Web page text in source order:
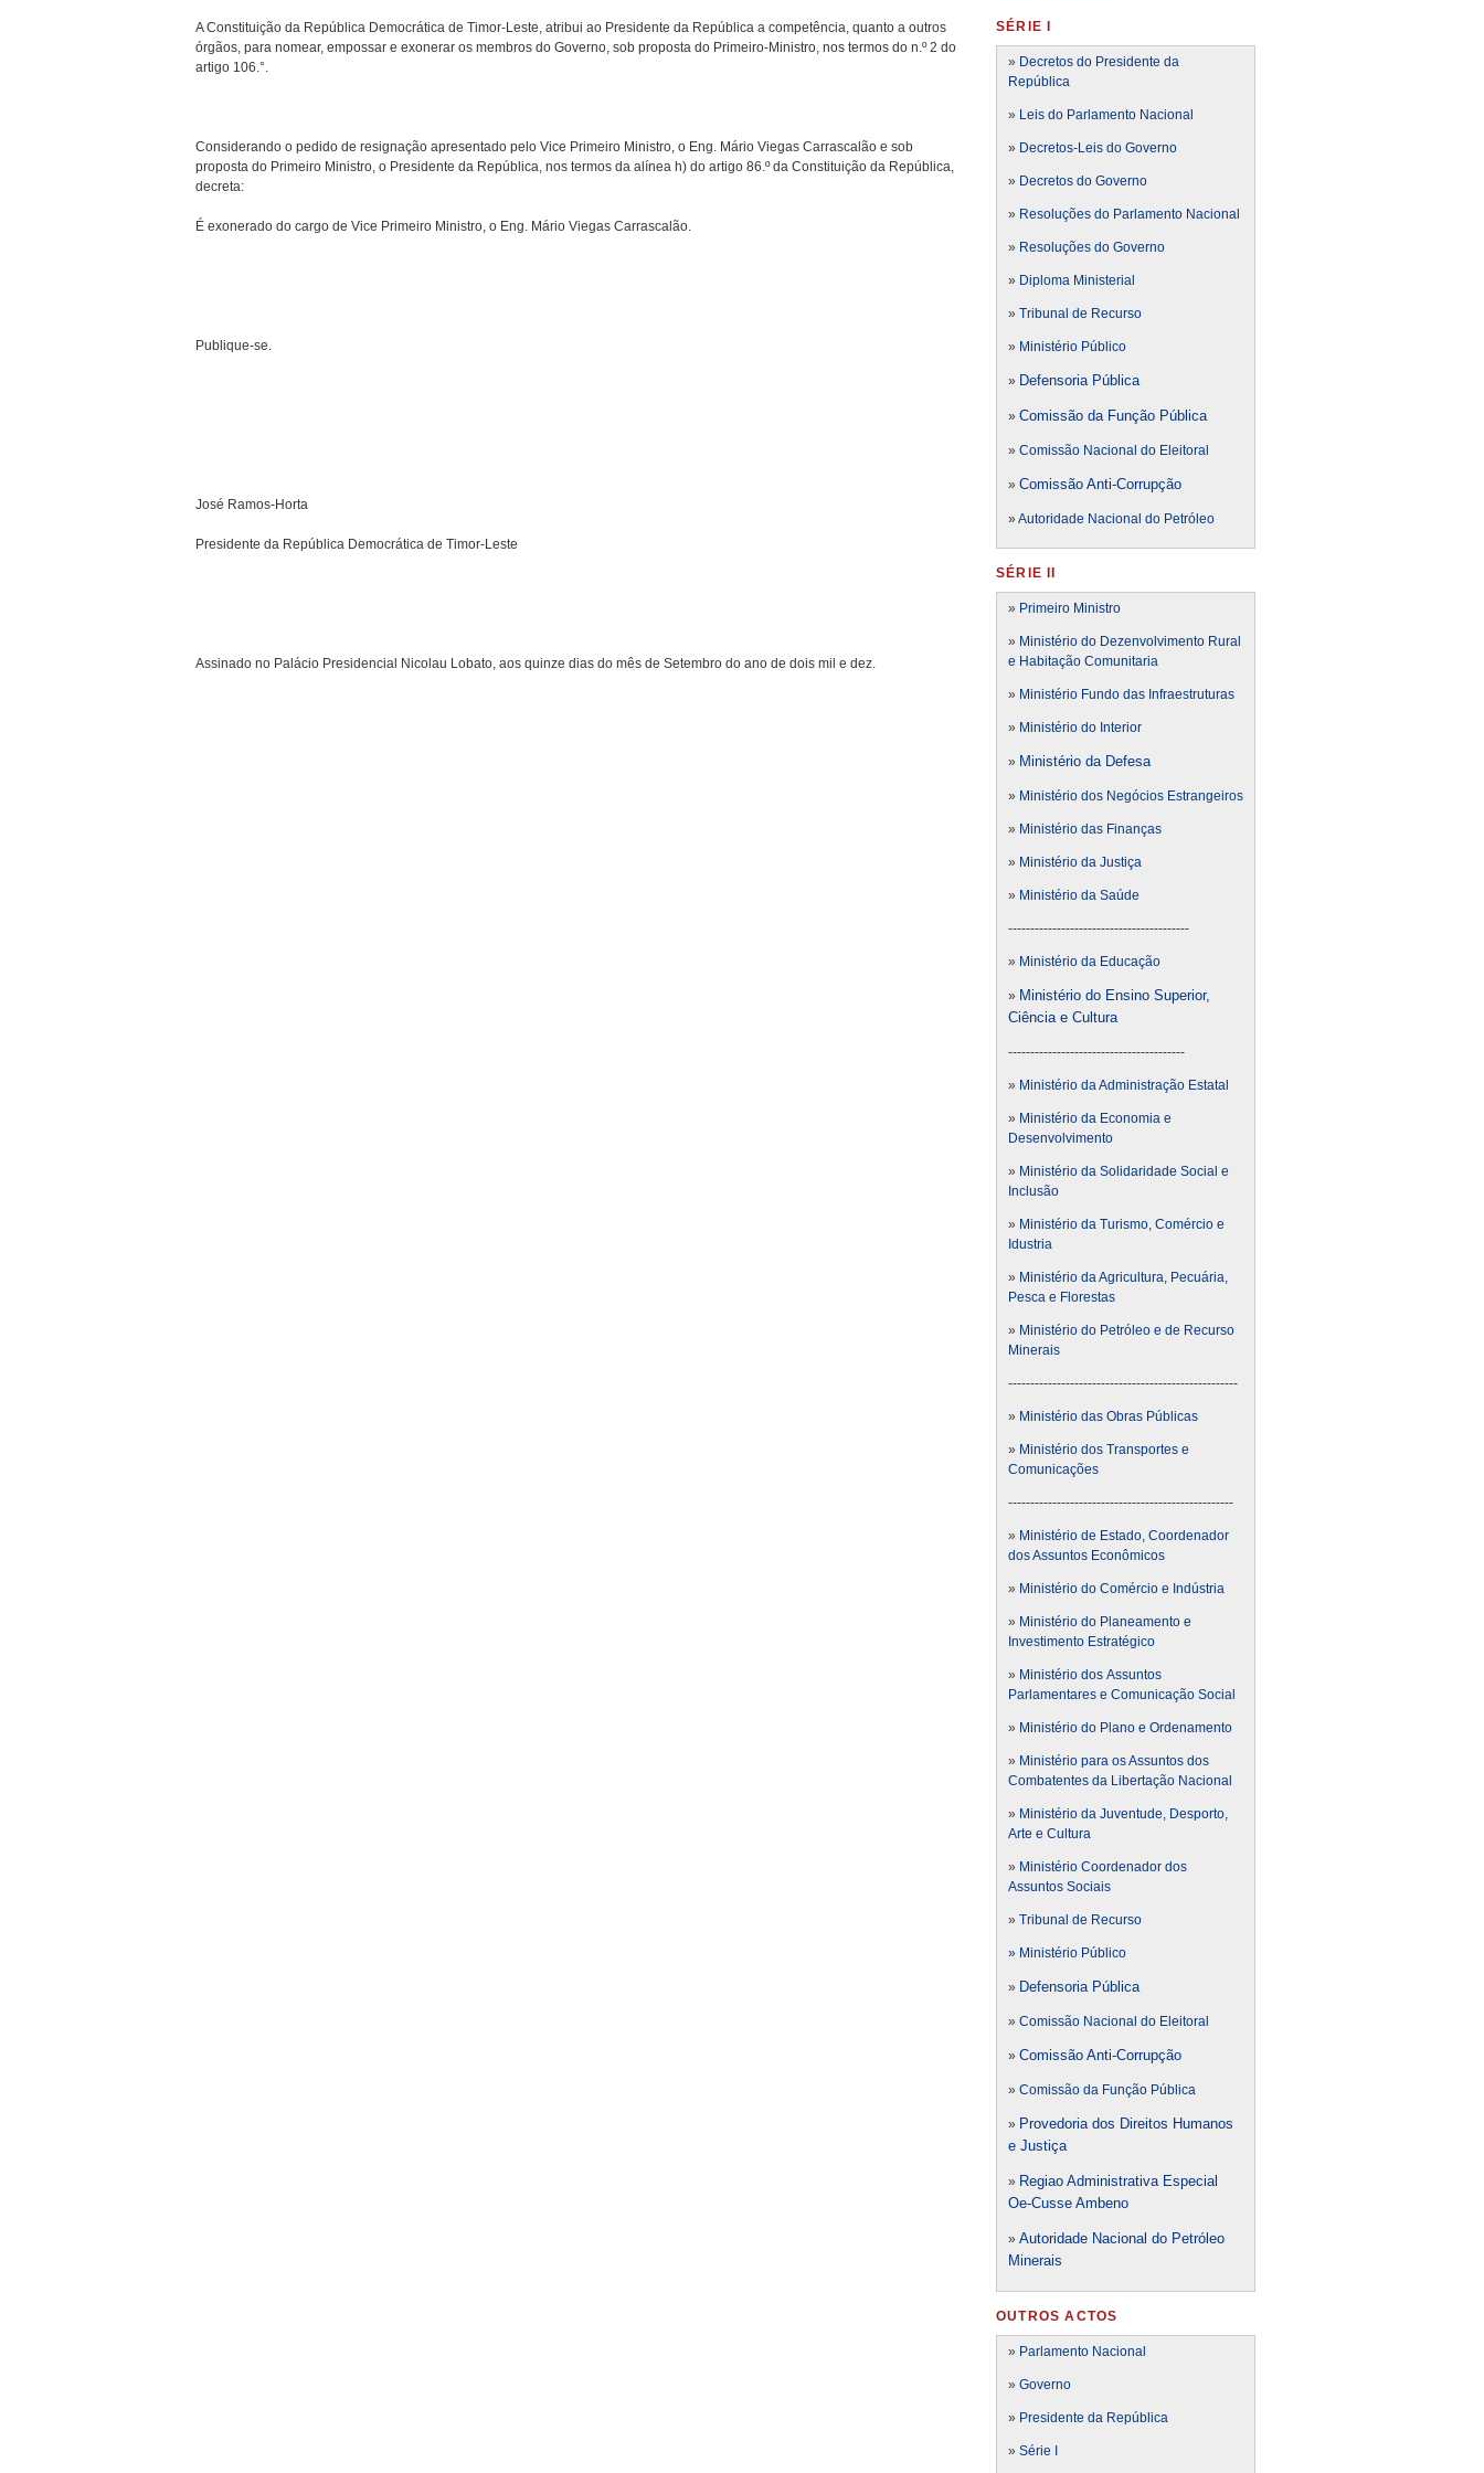
A Constituição da República Democrática de Timor-Leste, atribui ao Presidente da República a competência, quanto a outros
órgãos, para nomear, empossar e exonerar os membros do Governo, sob proposta do Primeiro-Ministro, nos termos do n.º 2 do
artigo 106.°.
Considerando o pedido de resignação apresentado pelo Vice Primeiro Ministro, o Eng. Mário Viegas Carrascalão e sob
proposta do Primeiro Ministro, o Presidente da República, nos termos da alínea h) do artigo 86.º da Constituição da República,
decreta:
É exonerado do cargo de Vice Primeiro Ministro, o Eng. Mário Viegas Carrascalão.
Publique-se.
José Ramos-Horta
Presidente da República Democrática de Timor-Leste
Assinado no Palácio Presidencial Nicolau Lobato, aos quinze dias do mês de Setembro do ano de dois mil e dez.
SÉRIE I
» Decretos do Presidente da
República
» Leis do Parlamento Nacional
» Decretos-Leis do Governo
» Decretos do Governo
» Resoluções do Parlamento Nacional
» Resoluções do Governo
» Diploma Ministerial
» Tribunal de Recurso
» Ministério Público
» Defensoria Pública
» Comissão da Função Pública
» Comissão Nacional do Eleitoral
» Comissão Anti-Corrupção
» Autoridade Nacional do Petróleo
SÉRIE II
» Primeiro Ministro
» Ministério do Dezenvolvimento Rural
e Habitação Comunitaria
» Ministério Fundo das Infraestruturas
» Ministério do Interior
» Ministério da Defesa
» Ministério dos Negócios Estrangeiros
» Ministério das Finanças
» Ministério da Justiça
» Ministério da Saúde
-----------------------------------------
» Ministério da Educação
» Ministério do Ensino Superior,
Ciência e Cultura
----------------------------------------
» Ministério da Administração Estatal
» Ministério da Economia e
Desenvolvimento
» Ministério da Solidaridade Social e
Inclusão
» Ministério da Turismo, Comércio e
Idustria
» Ministério da Agricultura, Pecuária,
Pesca e Florestas
» Ministério do Petróleo e de Recurso
Minerais
----------------------------------------------------
» Ministério das Obras Públicas
» Ministério dos Transportes e
Comunicações
---------------------------------------------------
» Ministério de Estado, Coordenador
dos Assuntos Econômicos
» Ministério do Comércio e Indústria
» Ministério do Planeamento e
Investimento Estratégico
» Ministério dos Assuntos
Parlamentares e Comunicação Social
» Ministério do Plano e Ordenamento
» Ministério para os Assuntos dos
Combatentes da Libertação Nacional
» Ministério da Juventude, Desporto,
Arte e Cultura
» Ministério Coordenador dos
Assuntos Sociais
» Tribunal de Recurso
» Ministério Público
» Defensoria Pública
» Comissão Nacional do Eleitoral
» Comissão Anti-Corrupção
» Comissão da Função Pública
» Provedoria dos Direitos Humanos
e Justiça
» Regiao Administrativa Especial
Oe-Cusse Ambeno
» Autoridade Nacional do Petróleo
Minerais
OUTROS ACTOS
» Parlamento Nacional
» Governo
» Presidente da República
» Série I